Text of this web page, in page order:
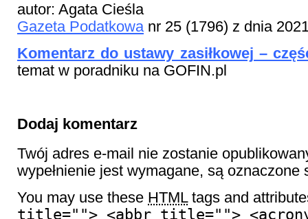
autor: Agata Cieśla
Gazeta Podatkowanr 25 (1796) z dnia
Komentarz do ustawy zasiłkowej –
temat w poradniku na GOFIN.pl
Dodaj komentarz
Twój adres e-mail nie zostanie
wypełnienie jest wymagane, są
You may use these HTMLtags and
title=""> <abbr title="">